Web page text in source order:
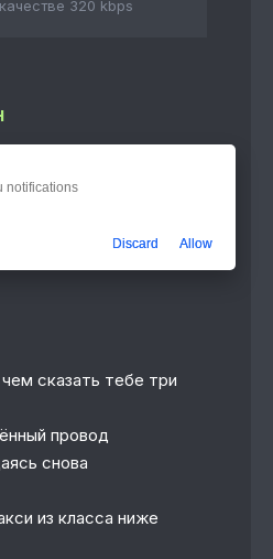
320 kbps
героя
сказать тебе три
провод
снова
из класса ниже
notifications
Discard Allow